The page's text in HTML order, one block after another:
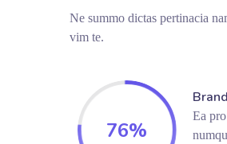
Ne summo dictas pertinacia
vim te.
76%
Ea